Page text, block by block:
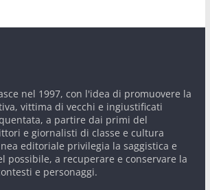
nel 1997, con l'idea di promuovere la
vittima di vecchi e ingiustificati
a partire dai primi del
e giornalisti di classe e cultura
editoriale privilegia la saggistica e
possibile, a recuperare e conservare la
e personaggi.